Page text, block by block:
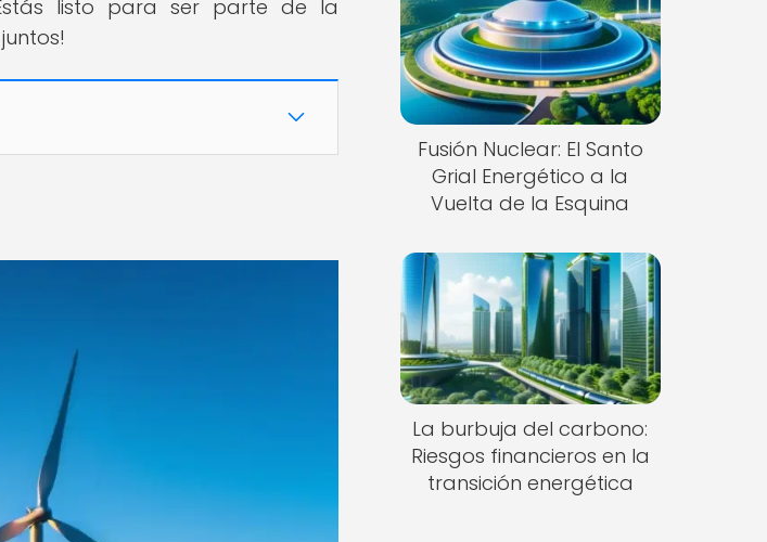
listo para ser parte de la
Fusión Nuclear: El Santo
Grial Energético a la
Vuelta de la Esquina
La burbuja del carbono:
Riesgos financieros en la
transición energética